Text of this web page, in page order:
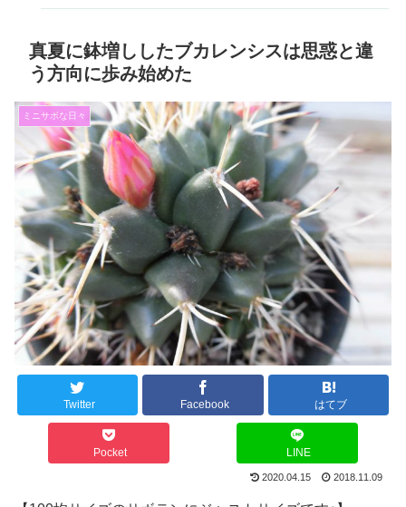
真夏に鉢増ししたブカレンシスは思惑と違
う方向に歩み始めた
ミニサボな日々
Twitter Facebook はてブ
Pocket LINE
2020.04.15 2018.11.09